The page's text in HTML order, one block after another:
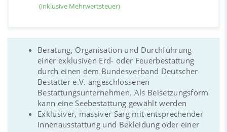
(inklusive Mehrwertsteuer)
Beratung, Organisation und Durchführung
einer exklusiven Erd- oder Feuerbestattung
durch einen dem Bundesverband Deutscher
Bestatter e.V. angeschlossenen
Bestattungsunternehmen. Als Beisetzungsform
kann eine Seebestattung gewählt werden
Exklusiver, massiver Sarg mit entsprechender
Innenausstattung und Bekleidung oder einer